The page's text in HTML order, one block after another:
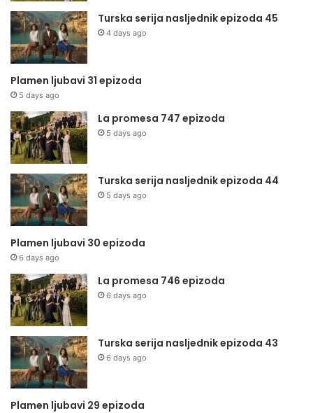
Turska serija nasljednik epizoda 45
4 days ago
Plamen ljubavi 31 epizoda
5 days ago
La promesa 747 epizoda
5 days ago
Turska serija nasljednik epizoda 44
5 days ago
Plamen ljubavi 30 epizoda
6 days ago
La promesa 746 epizoda
6 days ago
Turska serija nasljednik epizoda 43
6 days ago
Plamen ljubavi 29 epizoda